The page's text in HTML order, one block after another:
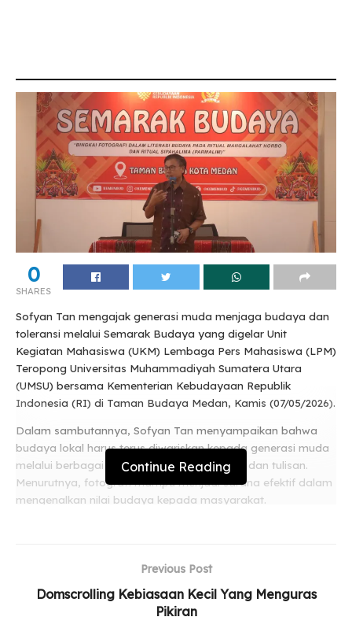
0
SHARES
Sofyan Tan mengajak generasi muda menjaga budaya dan
toleransi melalui Semarak Budaya yang digelar Unit
Kegiatan Mahasiswa (UKM) Lembaga Pers Mahasiswa (LPM)
Teropong Universitas Muhammadiyah Sumatera Utara
(UMSU) bersama Kementerian Kebudayaan Republik
Indonesia (RI) di Taman Budaya Medan, Kamis (07/05/2026).
Dalam sambutannya, Sofyan Tan menyampaikan bahwa
budaya lokal harus terus diwariskan kepada generasi muda
melalui berbagai media, termasuk fotografi dan tulisan.
Menurutnya, fotografi mampu menjadi sarana efektif dalam
mengenalkan nilai budaya kepada masyarakat.
Daffa Khairi Raih Duta Genre, Bukan Sekadar
Selempang
Yayasan STIKes Indah Medan Resmi Diserahkan
Continue Reading
Previous Post
Domscrolling Kebiasaan Kecil Yang Menguras
Pikiran